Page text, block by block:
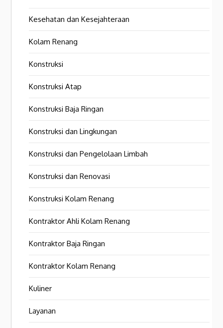
Kesehatan dan Kesejahteraan
Kolam Renang
Konstruksi
Konstruksi Atap
Konstruksi Baja Ringan
Konstruksi dan Lingkungan
Konstruksi dan Pengelolaan Limbah
Konstruksi dan Renovasi
Konstruksi Kolam Renang
Kontraktor Ahli Kolam Renang
Kontraktor Baja Ringan
Kontraktor Kolam Renang
Kuliner
Layanan